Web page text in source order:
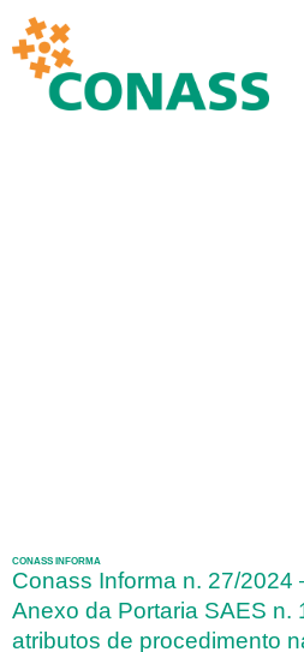
CONASS INFORMA
Conass Informa n. 27/2024
Anexo da Portaria SAES n.
atributos de procedimento